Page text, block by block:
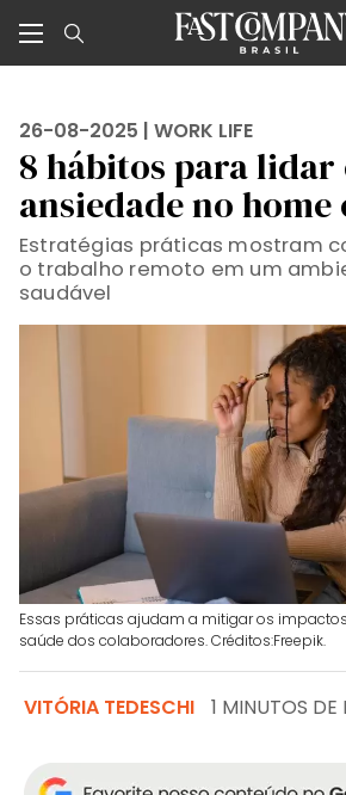
26-08-2025 | WORK LIFE
8 hábitos para lidar
ansiedade no
Estratégias práticas mostram
o trabalho remoto em um
saudável
Essas práticas ajudam a mitigar os
saúde dos colaboradores. Créditos:Freepik.
VITÓRIA TEDESCHI 1 MINUTOS DE